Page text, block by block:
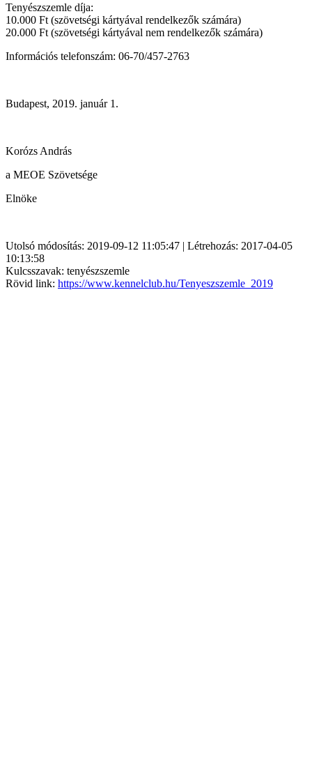
Tenyészszemle díja:
10.000 Ft (szövetségi kártyával rendelkezők számára)
20.000 Ft (szövetségi kártyával nem rendelkezők számára)
Információs telefonszám: 06-70/457-2763
Budapest, 2019. január 1.
Korózs András
a MEOE Szövetsége
Elnöke
Utolsó módosítás: 2019-09-12 11:05:47 | Létrehozás: 2017-04-05
10:13:58
Kulcsszavak: tenyészszemle
Rövid link: https://www.kennelclub.hu/Tenyeszszemle_2019